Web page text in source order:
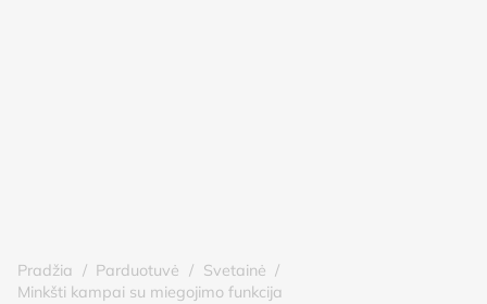
Pradžia / Parduotuvė / Svetainė /
Minkšti kampai su miegojimo funkcija